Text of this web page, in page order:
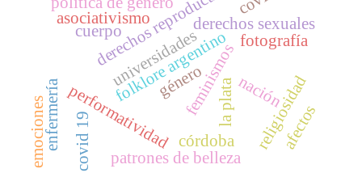
derechos sexuales
derechos reproductivos
feminismos
folklore argentino
género nación
religiosidad
performatividad
fotografía
cuerpo
patrones de belleza
universidades
enfermería la plata
covid 19
asociativismo
afectos
emociones córdoba